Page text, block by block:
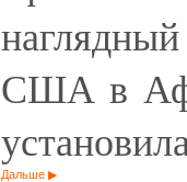
США в
Дальше